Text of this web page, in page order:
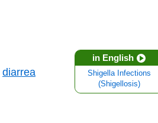
in English
Shigella Infections
(Shigellosis)
diarrea